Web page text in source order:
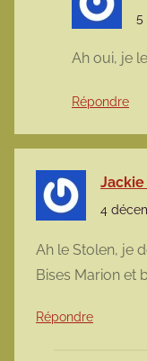
5
Ah oui, je
Répondre
4
Ah le Stolen, je
Bises Marion et
Répondre